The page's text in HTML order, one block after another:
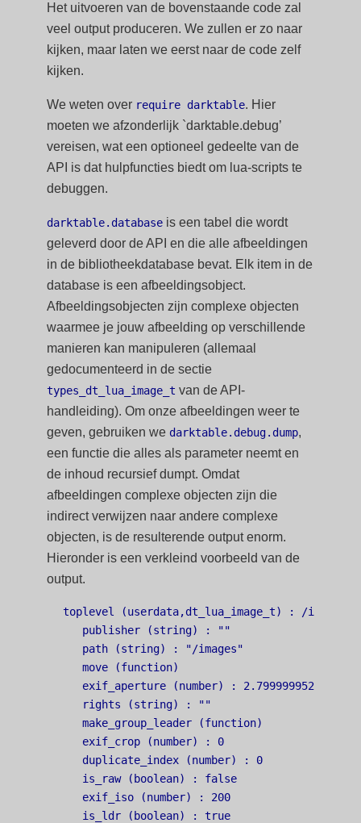
Het uitvoeren van de bovenstaande code zal
veel output produceren. We zullen er zo naar
kijken, maar laten we eerst naar de code zelf
kijken.
We weten over require darktable. Hier
moeten we afzonderlijk `darktable.debug’
vereisen, wat een optioneel gedeelte van de
API is dat hulpfuncties biedt om lua-scripts te
debuggen.
darktable.database is een tabel die wordt
geleverd door de API en die alle afbeeldingen
in de bibliotheekdatabase bevat. Elk item in de
database is een afbeeldingsobject.
Afbeeldingsobjecten zijn complexe objecten
waarmee je jouw afbeelding op verschillende
manieren kan manipuleren (allemaal
gedocumenteerd in de sectie
types_dt_lua_image_t van de API-
handleiding). Om onze afbeeldingen weer te
geven, gebruiken we darktable.debug.dump,
een functie die alles als parameter neemt en
de inhoud recursief dumpt. Omdat
afbeeldingen complexe objecten zijn die
indirect verwijzen naar andere complexe
objecten, is de resulterende output enorm.
Hieronder is een verkleind voorbeeld van de
output.
toplevel (userdata,dt_lua_image_t) : /images/
   publisher (string) : ""
   path (string) : "/images"
   move (function)
   exif_aperture (number) : 2.7999999523163
   rights (string) : ""
   make_group_leader (function)
   exif_crop (number) : 0
   duplicate_index (number) : 0
   is_raw (boolean) : false
   exif_iso (number) : 200
   is_ldr (boolean) : true